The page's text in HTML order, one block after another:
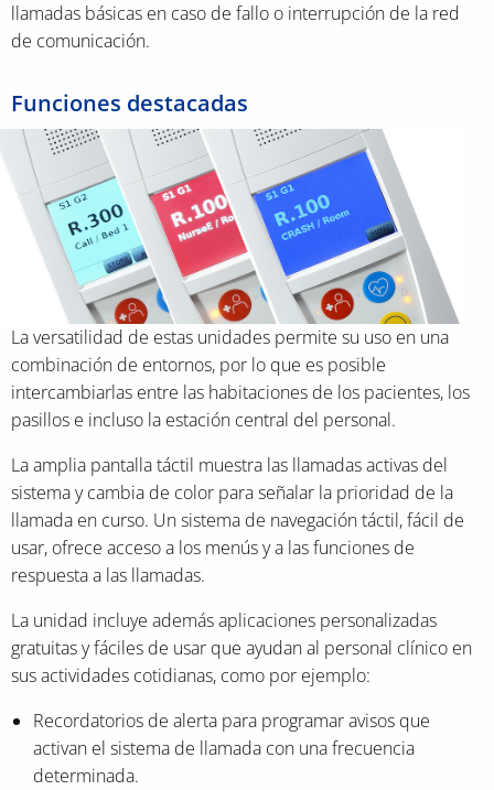
llamadas básicas en caso de fallo o interrupción de la red
de comunicación.
Funciones destacadas
La versatilidad de estas unidades permite su uso en una
combinación de entornos, por lo que es posible
intercambiarlas entre las habitaciones de los pacientes, los
pasillos e incluso la estación central del personal.
La amplia pantalla táctil muestra las llamadas activas del
sistema y cambia de color para señalar la prioridad de la
llamada en curso. Un sistema de navegación táctil, fácil de
usar, ofrece acceso a los menús y a las funciones de
respuesta a las llamadas.
La unidad incluye además aplicaciones personalizadas
gratuitas y fáciles de usar que ayudan al personal clínico en
sus actividades cotidianas, como por ejemplo:
Recordatorios de alerta para programar avisos que
activan el sistema de llamada con una frecuencia
determinada.